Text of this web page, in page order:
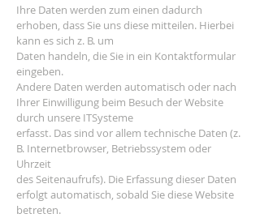
Ihre Daten werden zum einen dadurch
erhoben, dass Sie uns diese mitteilen. Hierbei
kann es sich z. B. um
Daten handeln, die Sie in ein Kontaktformular
eingeben.
Andere Daten werden automatisch oder nach
Ihrer Einwilligung beim Besuch der Website
durch unsere ITSysteme
erfasst. Das sind vor allem technische Daten (z.
B. Internetbrowser, Betriebssystem oder
Uhrzeit
des Seitenaufrufs). Die Erfassung dieser Daten
erfolgt automatisch, sobald Sie diese Website
betreten.